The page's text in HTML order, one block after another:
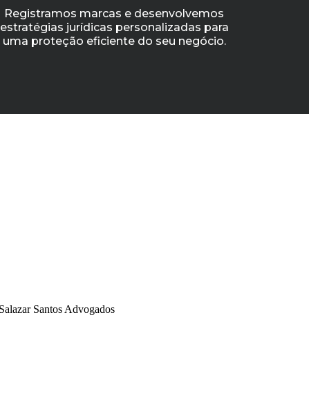
Registramos marcas e desenvolvemos
estratégias jurídicas personalizadas para
uma proteção eficiente do seu negócio.